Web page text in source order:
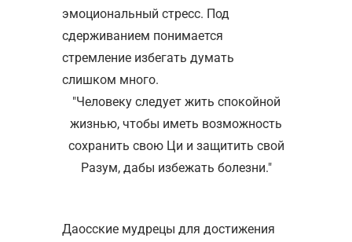
эмоциональный стресс. Под
сдерживанием понимается
стремление избегать думать
слишком много.
Человеку следует жить спокойной
жизнью, чтобы иметь возможность
сохранить свою Ци и защитить свой
Разум, дабы избежать болезни.
Даосские мудрецы для достижения